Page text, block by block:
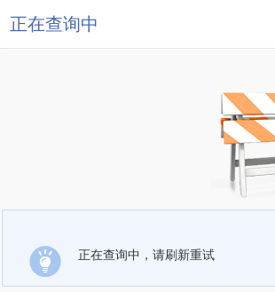
正在查询中
正在查询中，请刷新重试